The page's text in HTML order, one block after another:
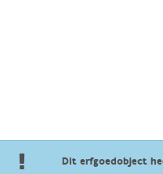
Dit erfgoedobject